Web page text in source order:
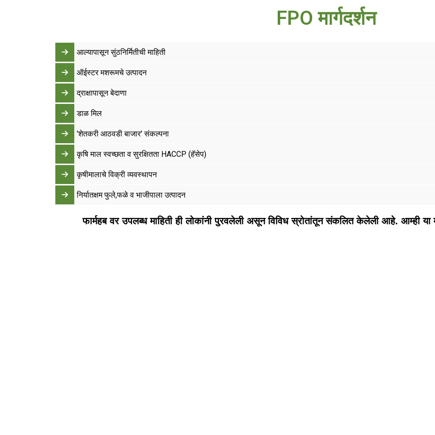
FPO मार्गदर्शन
आल्यापासून सुंठनिर्मितीची माहिती
ऑईस्‍टर मशरूमचे उत्‍पादन
द्राक्षापासून बेदाणा
डाळ मिल
'शेतकरी आठवडी बाजार' संकल्पना
कृषि माल स्वच्छता व सुरक्षितता HACCP (हॅसेप)
कृषीमालाचे विक्री व्यवस्थापन
निर्यातक्षम फुले,फळे व भाजीपाला उत्पादन
फार्महब वर उपलब्ध माहिती ही लोकांनी पुरवलेली असून विविध स्रोतांतून संकलित केलेली आहे. आम्ही या